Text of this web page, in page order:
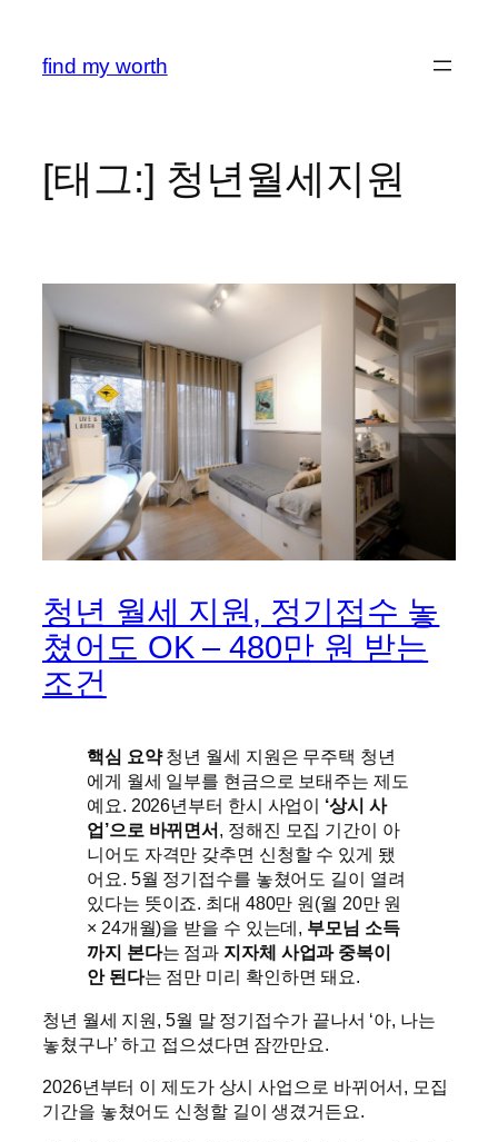
find my worth
[태그:] 청년월세지원
청년 월세 지원, 정기접수 놓
쳤어도 OK – 480만 원 받는
조건
핵심 요약청년 월세 지원은 무주택 청년
에게 월세 일부를 현금으로 보태주는 제도
예요. 2026년부터 한시 사업이 ‘상시 사
업’으로 바뀌면서 , 정해진 모집 기간이 아
니어도 자격만 갖추면 신청할 수 있게 됐
어요. 5월 정기접수를 놓쳤어도 길이 열려
있다는 뜻이죠. 최대 480만 원(월 20만 원
× 24개월)을 받을 수 있는데, 부모님 소득
까지 본다는 점과 지자체 사업과 중복이
안 된다는 점만 미리 확인하면 돼요.
청년 월세 지원, 5월 말 정기접수가 끝나서 ‘아, 나는
놓쳤구나’ 하고 접으셨다면 잠깐만요.
2026년부터 이 제도가 상시 사업으로 바뀌어서, 모집
기간을 놓쳤어도 신청할 길이 생겼거든요.